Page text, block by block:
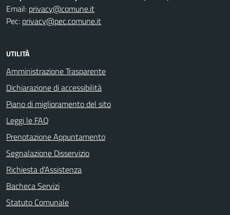
Email: privacy@comune.it
Pec: privacy@pec.comune.it
UTILITÀ
Amministrazione Trasparente
Dichiarazione di accessibilità
Piano di miglioramento del sito
Leggi le FAQ
Prenotazione Appuntamento
Segnalazione Disservizio
Richiesta d'Assistenza
Bacheca Servizi
Statuto Comunale